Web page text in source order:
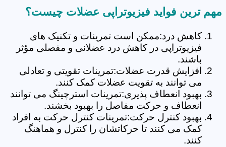
مهم ترین فواید فیزیوتراپی عضلات چیست؟
کاهش درد:ممکن است تمرینات و تکنیک های
فیزیوتراپی در کاهش درد عضلانی و مفصلی مؤثر
باشند.
افزایش قدرت عضلات:تمرینات تقویتی و تعادلی
می توانند به تقویت عضلات کمک کنند.
بهبود انعطاف پذیری:تمرینات استرچینگ می توانند
انعطاف و حرکت مفاصل را بهبود بخشند.
بهبود کنترل حرکت:تمرینات کنترل حرکت به افراد
کمک می کنند تا حرکاتشان را کنترل و هماهنگ
کنند.